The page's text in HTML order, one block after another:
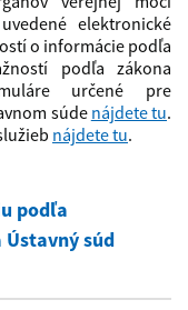
elektronické
o informácie podľa
podľa zákona
určené pre
súde nájdete tu.
nájdete tu.
podľa
súd